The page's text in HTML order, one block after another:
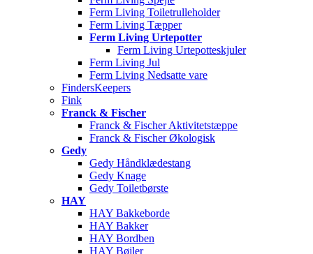
Ferm Living Toiletrulleholder
Ferm Living Tæpper
Ferm Living Urtepotter
Ferm Living Urtepotteskjuler
Ferm Living Jul
Ferm Living Nedsatte vare
FindersKeepers
Fink
Franck & Fischer
Franck & Fischer Aktivitetstæppe
Franck & Fischer Økologisk
Gedy
Gedy Håndklædestang
Gedy Knage
Gedy Toiletbørste
HAY
HAY Bakkeborde
HAY Bakker
HAY Bordben
HAY Bøjler